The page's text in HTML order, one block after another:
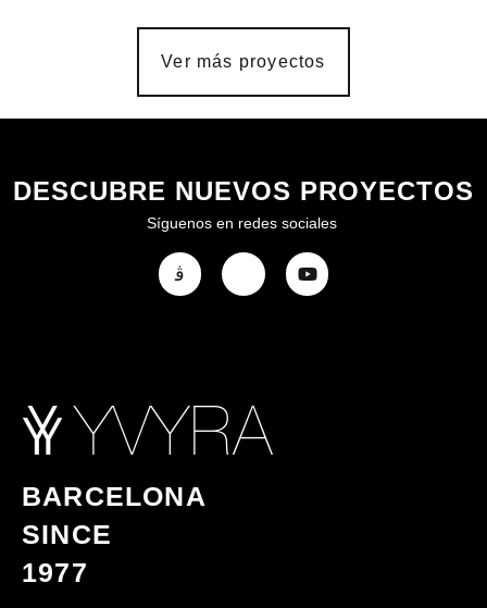
Ver más proyectos
DESCUBRE NUEVOS PROYECTOS
Síguenos en redes sociales
BARCELONA
SINCE
1977